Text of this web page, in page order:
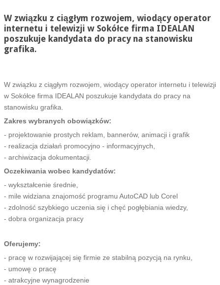
W związku z ciągłym rozwojem, wiodący operator
internetu i telewizji w Sokółce firma IDEALAN
poszukuje kandydata do pracy na stanowisku
grafika.
W związku z ciągłym rozwojem, wiodący operator internetu i telewizji
w Sokółce firma IDEALAN poszukuje kandydata do pracy na
stanowisku grafika.
Zakres wybranych obowiązków:
- projektowanie prostych reklam, bannerów, animacji i grafik
- realizacja działań promocyjno - informacyjnych,
- archiwizacja dokumentacji.
Oczekiwania wobec kandydatów:
- wykształcenie średnie,
- mile widziana znajomość programu AutoCAD lub Corel
- zdolność szybkiego uczenia się i chęć pogłębiania wiedzy,
- dobra organizacja pracy
Oferujemy:
- pracę w rozwijającej się firmie ze stabilną pozycją na rynku,
- umowę o pracę
- atrakcyjne wynagrodzenie